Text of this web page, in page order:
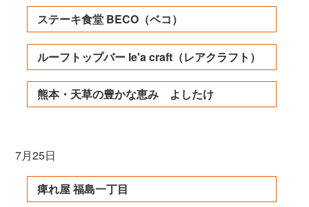
ステーキ食堂 BECO（ベコ）
ルーフトップバー le'a craft（レアクラフト）
熊本・天草の豊かな恵み よしたけ
7月25日
痺れ屋 福島一丁目